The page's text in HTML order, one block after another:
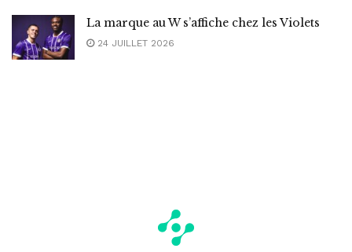
La marque au W s’affiche chez les Violets
24 JUILLET 2026